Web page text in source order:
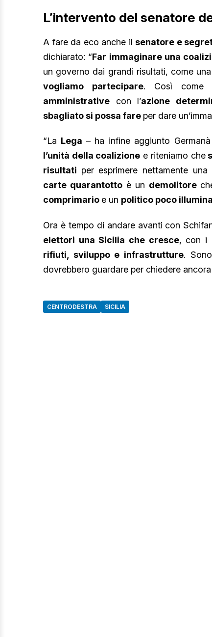
L’intervento del senatore
A fare da eco anche ilsenatore e
dichiarato: “Far immaginare una
un governo dai grandi risultati, come
vogliamo partecipare. Così come
amministrative con l’azione
sbagliato si possa fare per dare
“La Lega – ha infine aggiunto
l’unità della coalizione e riteniamo che
risultati per esprimere nettamente una
carte quarantottoè un demolitore
comprimario e un politico poco
Ora è tempo di andare avanti con
elettori una Sicilia che cresce, con i
rifiuti, sviluppo e infrastrutture.
dovrebbero guardare per chiedere
CENTRODESTRA SICILIA